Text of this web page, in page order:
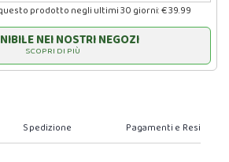
prodotto negli ultimi 30 giorni: € 39.99
NEI NOSTRI NEGOZI
SCOPRI DI PIÙ
Spedizione Pagamenti e Resi